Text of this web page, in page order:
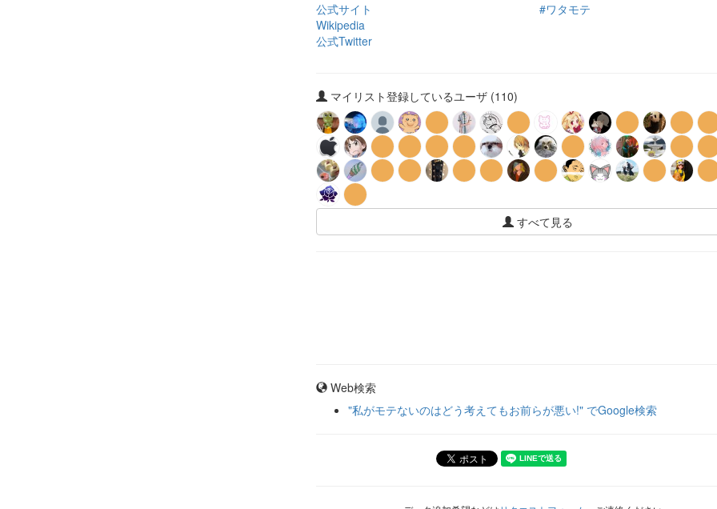
公式サイト
Wikipedia
公式Twitter
#ワタモテ
マイリスト登録しているユーザ (110)
すべて見る
Web検索
"私がモテないのはどう考えてもお前らが悪い!" でGoogle検索